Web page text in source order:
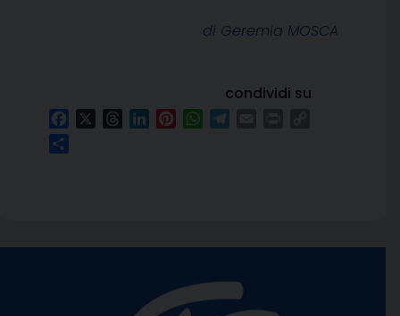
di Geremia MOSCA
condividi su
FacebookThreadsLinkedInPinterestWhatsApp